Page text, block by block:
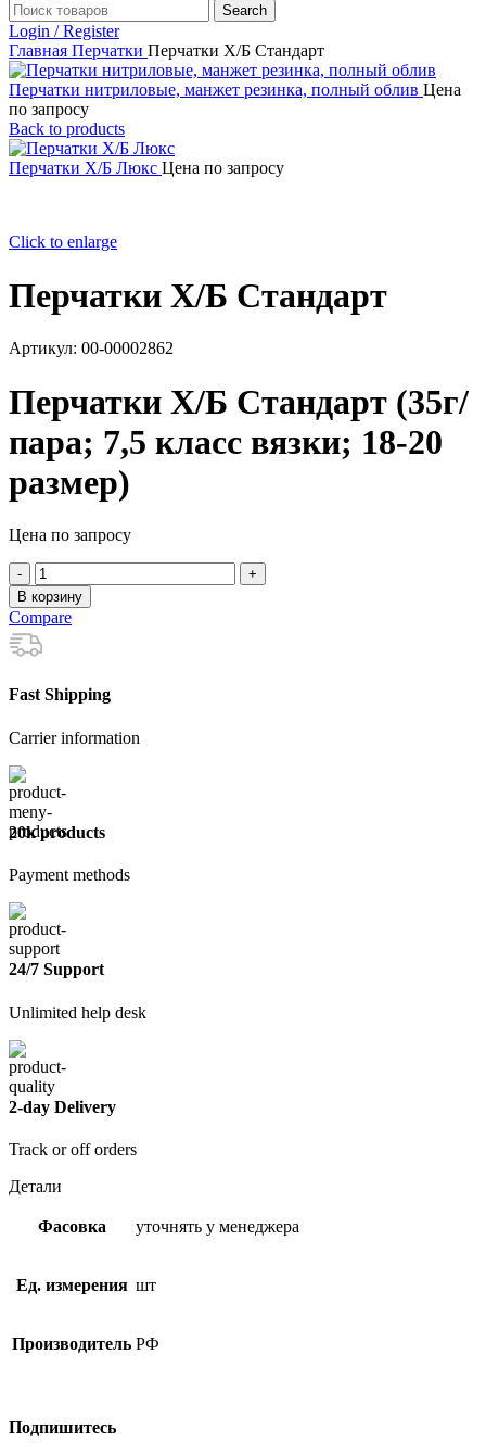
Search
Login / Register
Главная Перчатки Перчатки Х/Б Стандарт
Перчатки нитриловые, манжет резинка, полный облив Цена
по запросу
Back to products
Перчатки Х/Б Люкс Цена по запросу
Click to enlarge
Перчатки Х/Б Стандарт
Артикул: 00-00002862
Перчатки Х/Б Стандарт (35г/
пара; 7,5 класс вязки; 18-20
размер)
Цена по запросу
Количество
товара
Перчатки
Х/
Б
В корзину
Compare
Fast Shipping
Carrier information
20k products
Payment methods
24/7 Support
Unlimited help desk
2-day Delivery
Track or off orders
Детали
Фасовка уточнять у менеджера
Ед. измерения шт
Производитель РФ
Подпишитесь